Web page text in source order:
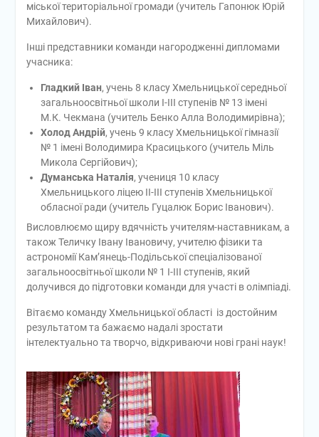
міської територіальної громади (учитель Гапонюк Юрій
Михайлович).
Інші представники команди нагородженні дипломами
учасника:
Гладкий Іван, учень 8 класу Хмельницької середньої
загальноосвітньої школи І-ІІІ ступенів № 13 імені
М.К. Чекмана (учитель Бенко Алла Володимирівна);
Холод Андрій, учень 9 класу Хмельницької гімназії
№ 1 імені Володимира Красицького (учитель Міль
Микола Сергійович);
Думанська Наталія, учениця 10 класу
Хмельницького ліцею ІІ-ІІІ ступенів Хмельницької
обласної ради (учитель Гуцалюк Борис Іванович).
Висловлюємо щиру вдячність учителям-наставникам, а
також Теличку Івану Івановичу, учителю фізики та
астрономії Кам’янець-Подільської спеціалізованої
загальноосвітньої школи № 1 І-ІІІ ступенів, який
долучився до підготовки команди для участі в олімпіаді.
Вітаємо команду Хмельницької області із достойним
результатом та бажаємо надалі зростати
інтелектуально та творчо, відкриваючи нові грані наук!